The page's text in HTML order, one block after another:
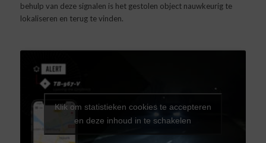
behulp van deze signalen is het gestolen object nauwkeurig te
lokaliseren en terug te vinden.
Klik om statistieken cookies te accepteren
en deze inhoud in te schakelen